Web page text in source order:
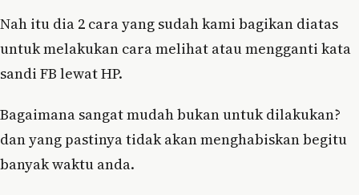
Nah itu dia 2 cara yang sudah kami bagikan diatas
untuk melakukan cara melihat atau mengganti kata
sandi FB lewat HP.
Bagaimana sangat mudah bukan untuk dilakukan?
dan yang pastinya tidak akan menghabiskan begitu
banyak waktu anda.